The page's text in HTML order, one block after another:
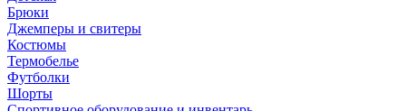
Брюки
Джемперы и свитеры
Костюмы
Термобелье
Футболки
Шорты